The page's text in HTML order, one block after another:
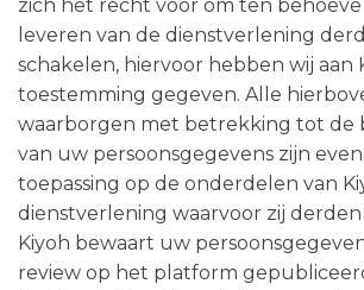
zich het recht voor om ten
leveren van de dienstverlening
schakelen, hiervoor hebben wij aan
toestemming gegeven. Alle
waarborgen met betrekking tot de
van uw persoonsgegevens zijn
toepassing op de onderdelen van
dienstverlening waarvoor zij derden
Kiyoh bewaart uw
review op het platform